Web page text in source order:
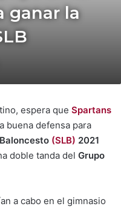
ganar la
espera que Spartans
buena defensa para
(SLB) 2021
doble tanda del Grupo
a cabo en el gimnasio